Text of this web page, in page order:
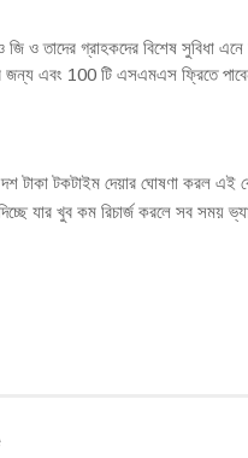
ও তাদের গ্রাহকদের বিশেষ সুবিধা
এবং 100 টি এসএমএস ফ্রিতে
টাকা টকটাইম দেয়ার ঘোষণা করল এই
যার খুব কম রিচার্জ করলে সব সময়